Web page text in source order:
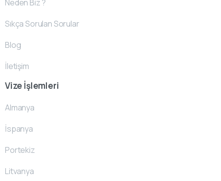
Neden Biz ?
Sıkça Sorulan Sorular
Blog
İletişim
Vize İşlemleri
Almanya
İspanya
Portekiz
Litvanya